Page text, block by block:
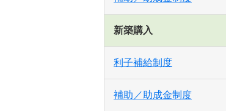
新築購入
利子補給制度
補助／助成金制度